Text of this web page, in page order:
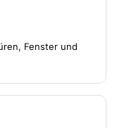
Fenster und